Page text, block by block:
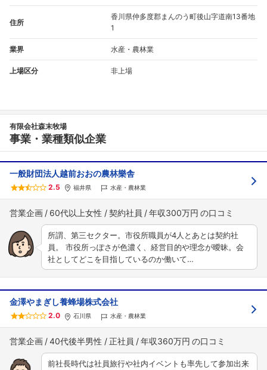
住所
香川県仲多度郡まんのう町後山字道南13番地
1
業界 水産・農林業
上場区分 非上場
有限会社森末牧場
事業・業種類似企業
一般財団法人越前おおの農林樂舎
2.5 福井県 水産・農林業
営業企画 60代以上女性 契約社員 年収300万円
所謂、第三セクター。市役所職員が4人とあとは契約社
員。 市役所っぽさが色濃く、経営目的や理念が曖昧。会
社としてどこを目指しているのか働いて…
金澤やまぎし養蜂場株式会社
2.0 石川県 水産・農林業
営業企画 40代後半男性 正社員 年収360万円
前社長時代は社員旅行や社内イベントも率先して参加出来